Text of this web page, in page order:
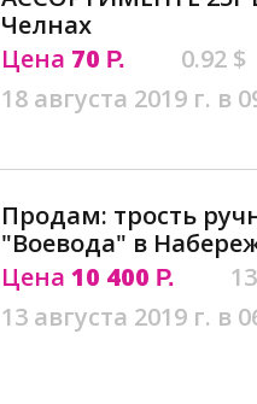
Челнах
Цена 70 Р.
0.92 $
18 августа 2019 г. в
Продам: трость
"Воевода" в
Цена 10 400 Р.
13 августа 2019 г. в